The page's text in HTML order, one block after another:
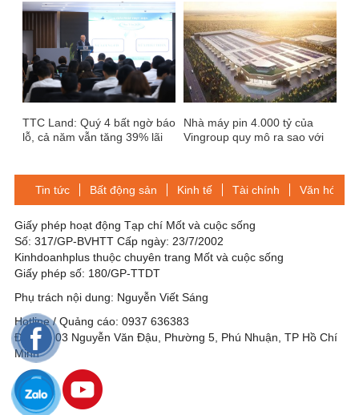
TTC Land: Quý 4 bất ngờ báo
lỗ, cả năm vẫn tăng 39% lãi
Nhà máy pin 4.000 tỷ của
Vingroup quy mô ra sao với
Tin tức
Bất động sản Kinh tế Tài chính Văn hóa-
Giấy phép hoạt động Tạp chí Mốt và cuộc sống
Số: 317/GP-BVHTT Cấp ngày: 23/7/2002
Kinhdoanhplus thuộc chuyên trang Mốt và cuộc sống
Giấy phép số: 180/GP-TTDT
Phụ trách nội dung: Nguyễn Viết Sáng
Hotline / Quảng cáo: 0937 636383
Địa chỉ: 03 Nguyễn Văn Đậu, Phường 5, Phú Nhuận, TP Hồ Chí
Minh